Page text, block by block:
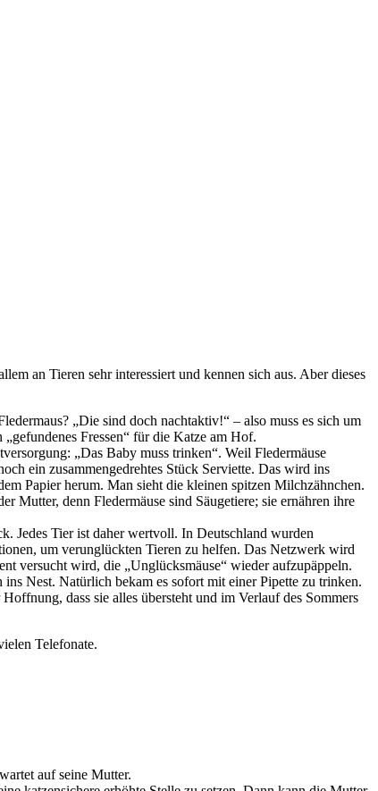
an Tieren sehr interessiert und kennen sich aus. Aber dieses
„Die sind doch nachtaktiv!“ – also muss es sich um
Fressen“ für die Katze am Hof.
„Das Baby muss trinken“. Weil Fledermäuse
ein zusammengedrehtes Stück Serviette. Das wird ins
Papier herum. Man sieht die kleinen spitzen Milchzähnchen.
Mutter, denn Fledermäuse sind Säugetiere; sie ernähren ihre
Jedes Tier ist daher wertvoll. In Deutschland wurden
um verunglückten Tieren zu helfen. Das Netzwerk wird
versucht wird, die „Unglücksmäuse“ wieder aufzupäppeln.
Nest. Natürlich bekam es sofort mit einer Pipette zu trinken.
dass sie alles übersteht und im Verlauf des Sommers
Telefonate.
auf seine Mutter.